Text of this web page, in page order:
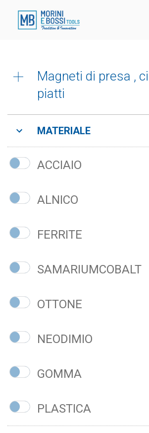
Magneti di presa ,
piatti
Magneti permanenti in blocco
MATERIALE
ACCIAIO
ALNICO
FERRITE
SAMARIUMCOBALT
OTTONE
NEODIMIO
GOMMA
PLASTICA